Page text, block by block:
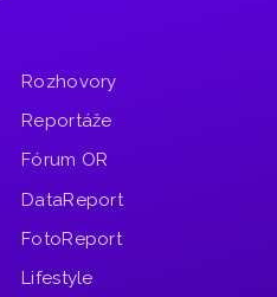
Rozhovory
Reportáže
Fórum OR
DataReport
FotoReport
Lifestyle